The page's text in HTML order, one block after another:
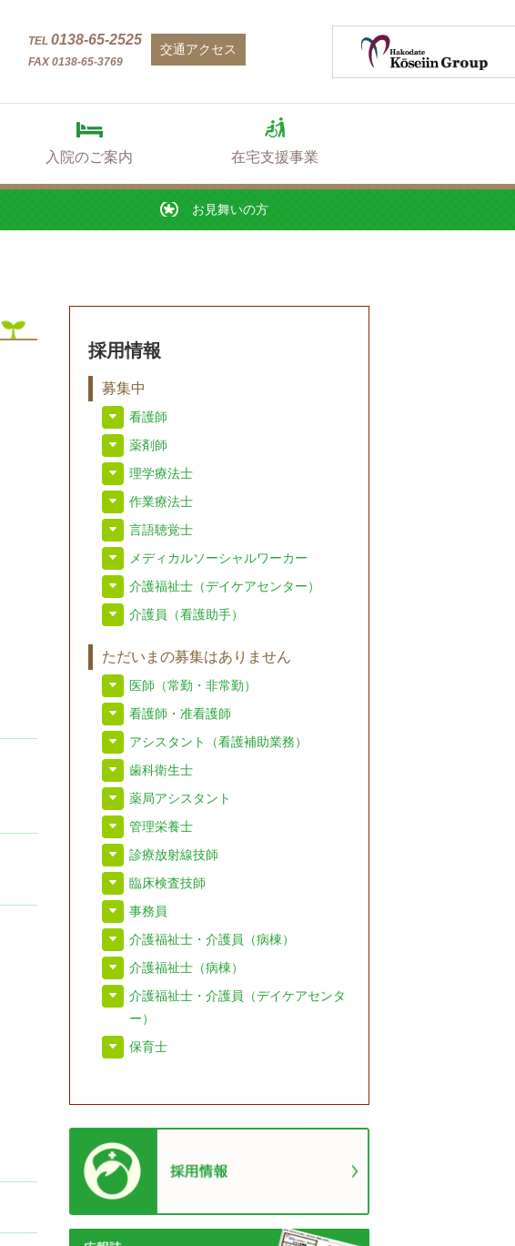
TEL0138-65-2525
FAX 0138-65-3769
交通アクセス
入院のご案内 在宅支援事業
お見舞いの方
採用情報
募集中
看護師
薬剤師
理学療法士
作業療法士
言語聴覚士
メディカルソーシャルワーカー
介護福祉士（デイケアセンター）
介護員（看護助手）
ただいまの募集はありません
医師（常勤・非常勤）
看護師・准看護師
アシスタント（看護補助業務）
歯科衛生士
薬局アシスタント
管理栄養士
診療放射線技師
臨床検査技師
事務員
介護福祉士・介護員（病棟）
介護福祉士（病棟）
介護福祉士・介護員（デイケアセンタ
ー）
保育士